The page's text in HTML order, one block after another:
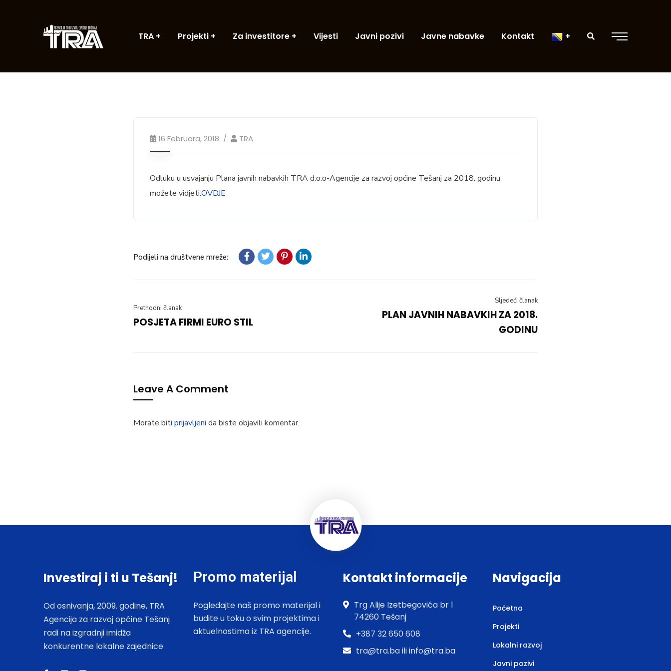
TRA Projekti Za investitore Vijesti Javni pozivi Javne nabavke Kontakt
16 Februara, 2018 TRA
Odluku u usvajanju Plana javnih nabavkih TRA d.o.o-Agencije za razvoj općine Tešanj za 2018. godinu
možete vidjeti:OVDJE
Podijeli na društvene mreže:
Prethodni članak
POSJETA FIRMI EURO STIL
Sljedeći članak
PLAN JAVNIH NABAVKIH ZA 2018.
GODINU
Leave A Comment
Morate biti prijavljeni da biste objavili komentar.
Investiraj i ti u Tešanj!
Od osnivanja, 2009. godine, TRA
Agencija za razvoj općine Tešanj
radi na izgradnji imidža
konkurentne lokalne zajednice
Promo materijal
Pogledajte naš promo materijal i
budite u toku o svim projektima i
aktuelnostima iz TRA agencije.
Kontakt informacije
Trg Alije Izetbegovića br 1
74260 Tešanj
+387 32 650 608
tra@tra.ba ili info@tra.ba
Navigacija
Početna
Projekti
Lokalni razvoj
Javni pozivi